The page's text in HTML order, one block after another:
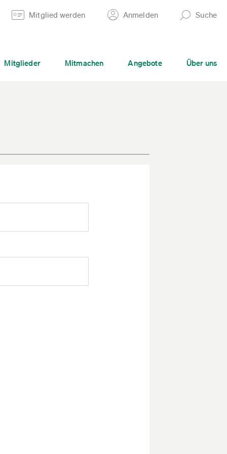
Mitglied werden Anmelden Suche
Mitglieder Mitmachen Angebote Über uns